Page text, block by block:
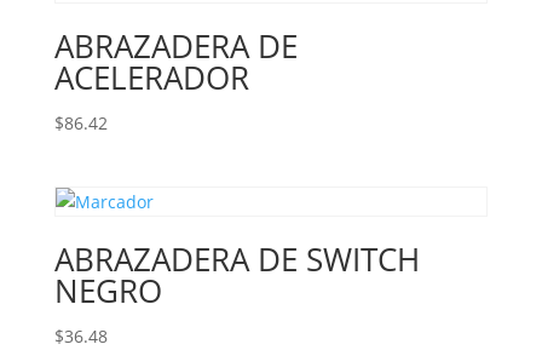
ABRAZADERA DE
ACELERADOR
$86.42
ABRAZADERA DE SWITCH
NEGRO
$36.48